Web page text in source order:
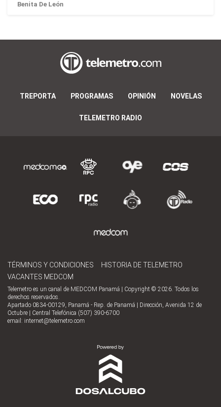
Benita De León
TREPORTA PROGRAMAS OPINIÓN NOVELAS
TELEMETRO RADIO
TÉRMINOS Y CONDICIONES
HISTORIA DE TELEMETRO
VACANTES MEDCOM
Telemetro es un canal de MEDCOM Panamá | Copyright © 2026. Todos los
derechos reservados.
Apartado 0834-00129, Panamá - Rep. de Panamá | Dirección, Avenida 12 de
Octubre | Central Telefónica (507) 390-6700
email: internet@telemetro.com